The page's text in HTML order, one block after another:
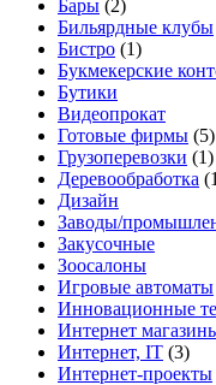
Бары (2)
Бильярдные клубы
Бистро (1)
Букмекерские
Бутики
Видеопрокат
Готовые фирмы (5)
Грузоперевозки (1)
Деревообработка
Дизайн
Заводы/
Закусочные
Зоосалоны
Игровые автоматы
Инновационные
Интернет
Интернет, IT (3)
Интернет-проекты